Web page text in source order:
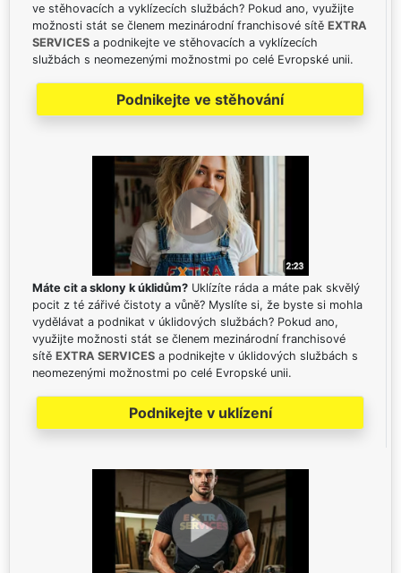
ve stěhovacích a vyklízecích službách? Pokud ano, využijte
možnosti stát se členem mezinárodní franchisové sítě EXTRA
SERVICES a podnikejte ve stěhovacích a vyklízecích
službách s neomezenými možnostmi po celé Evropské unii.
Podnikejte ve stěhování
Máte cit a sklony k úklidům? Uklízíte ráda a máte pak skvělý
pocit z té zářivé čistoty a vůně? Myslíte si, že byste si mohla
vydělávat a podnikat v úklidových službách? Pokud ano,
využijte možnosti stát se členem mezinárodní franchisové
sítě EXTRA SERVICES a podnikejte v úklidových službách s
neomezenými možnostmi po celé Evropské unii.
Podnikejte v uklízení